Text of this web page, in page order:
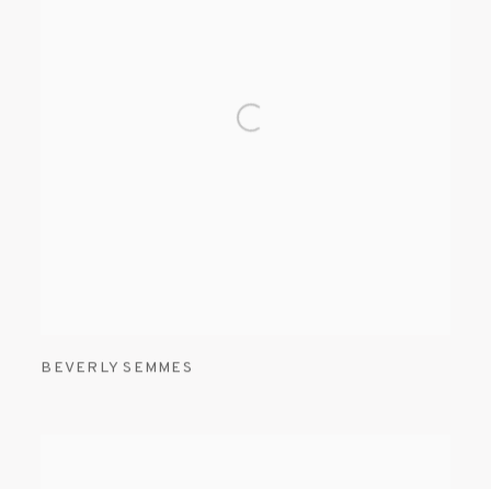
BEVERLY SEMMES